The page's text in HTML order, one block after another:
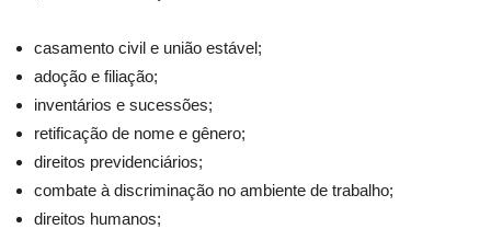
casamento civil e união estável;
adoção e filiação;
inventários e sucessões;
retificação de nome e gênero;
direitos previdenciários;
combate à discriminação no ambiente de trabalho;
direitos humanos;